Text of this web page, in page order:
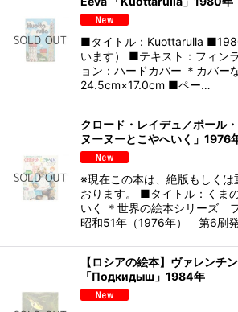
■タイトル：Kuottarulla
います） ■テキスト：フィン
ョン：ハードカバー ＊カバー
24.5cm×17.0cm ■ペー…
クロード・レイデュ／ポール
ヌーヌーとこやへいく」1976
※現在この本は、絶版もしくは
おります。 ■タイトル：くま
いく ＊世界の絵本シリーズ
昭和51年（1976年） 第6刷
【ロシアの絵本】ヴァレンチ
「Подкидыш」1984年